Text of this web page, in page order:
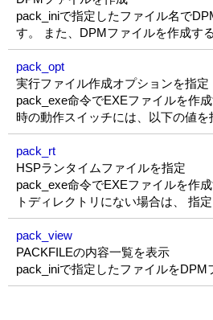
pack_iniで指定したファイル名で
す。 また、DPMファイルを作成す
pack_opt
実行ファイル作成オプションを指定
pack_exe命令でEXEファイルを作
時の動作スイッチには、以下の値を
pack_rt
HSPランタイムファイルを指定
pack_exe命令でEXEファイルを作
トディレクトリにない場合は、 指
pack_view
PACKFILEの内容一覧を表示
pack_iniで指定したファイルを